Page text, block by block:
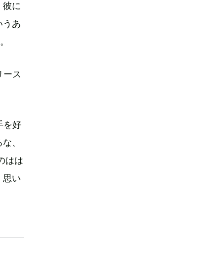
彼に
うあ
ース
を好
、
はは
思い